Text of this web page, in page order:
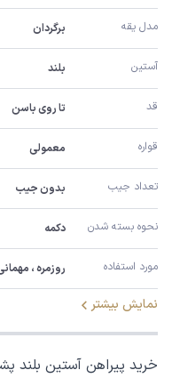
مدل یقه برگردان
آستین بلند
قد تا روی باسن
قواره معمولی
تعداد جیب بدون جیب
نحوه بسته شدن دکمه
مورد استفاده روزمره ،
نمایش بیشتر
خرید پیراهن آستین بلند